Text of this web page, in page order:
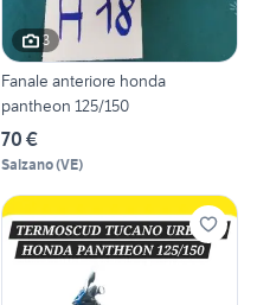
3
Fanale anteriore honda
pantheon 125/150
70 €
Salzano(VE)